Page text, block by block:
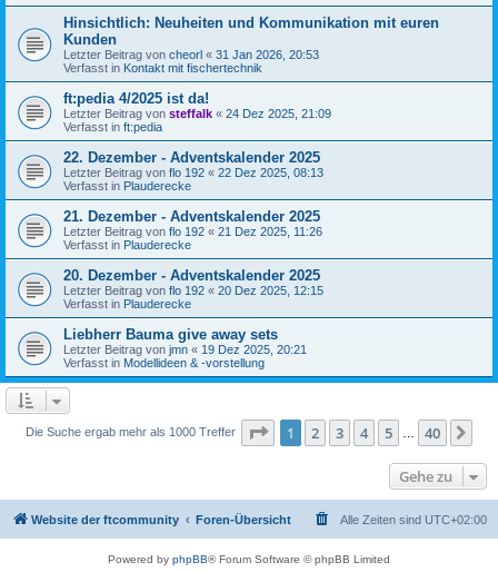
Hinsichtlich: Neuheiten und Kommunikation mit euren
Kunden
Letzter Beitrag von cheorl « 31 Jan 2026, 20:53
Verfasst in Kontakt mit fischertechnik
ft:pedia 4/2025 ist da!
Letzter Beitrag von steffalk « 24 Dez 2025, 21:09
Verfasst in ft:pedia
22. Dezember - Adventskalender 2025
Letzter Beitrag von flo 192 « 22 Dez 2025, 08:13
Verfasst in Plauderecke
21. Dezember - Adventskalender 2025
Letzter Beitrag von flo 192 « 21 Dez 2025, 11:26
Verfasst in Plauderecke
20. Dezember - Adventskalender 2025
Letzter Beitrag von flo 192 « 20 Dez 2025, 12:15
Verfasst in Plauderecke
Liebherr Bauma give away sets
Letzter Beitrag von jmn « 19 Dez 2025, 20:21
Verfasst in Modellideen & -vorstellung
Die Suche ergab mehr als 1000 Treffer Seite 1von 40
1 2 3 4 5 40
Gehe zu
Website der ftcommunity Foren-Übersicht Alle Zeiten sind UTC+02:00
Powered by phpBB® Forum Software © phpBB Limited